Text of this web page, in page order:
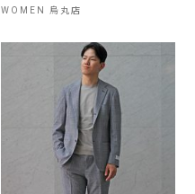
WOMEN 烏丸店